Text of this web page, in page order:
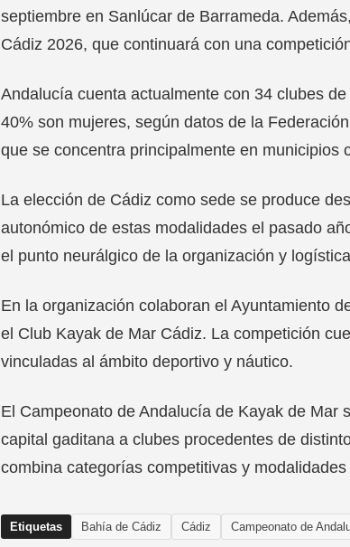
septiembre en Sanlúcar de Barrameda.
Cádiz 2026, que continuará con una
Andalucía cuenta actualmente con 34 clubes
40% son mujeres, según datos de la
que se concentra principalmente en municipios
La elección de Cádiz como sede se produce
autonómico de estas modalidades el pasado
el punto neurálgico de la organización y
En la organización colaboran el Ayuntamiento
el Club Kayak de Mar Cádiz. La competición
vinculadas al ámbito deportivo y náutico.
El Campeonato de Andalucía de Kayak de Mar
capital gaditana a clubes procedentes de
combina categorías competitivas y
Etiquetas Bahía de Cádiz Cádiz Campeonato de